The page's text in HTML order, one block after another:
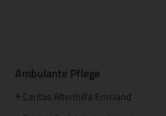
Ambulante Pflege
+ Caritas Altenhilfe Emsland